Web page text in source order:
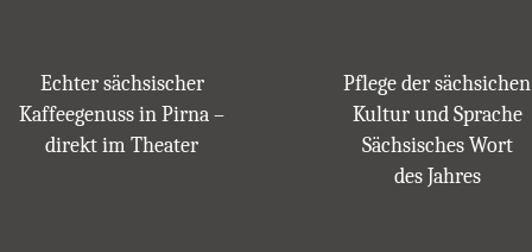
Echter sächsischer
Kaffeegenuss in Pirna –
direkt im Theater
Pflege der sächsichen
Kultur und Sprache
Sächsisches Wort
des Jahres